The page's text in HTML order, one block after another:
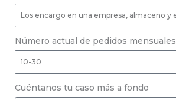
Número actual de pedidos mensuales
Cuéntanos tu caso más a fondo